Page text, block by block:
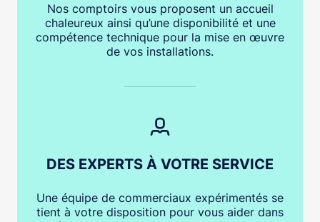
Nos comptoirs vous proposent un accueil
chaleureux ainsi qu’une disponibilité et une
compétence technique pour la mise en œuvre
de vos installations.
DES EXPERTS À VOTRE SERVICE
Une équipe de commerciaux expérimentés se
tient à votre disposition pour vous aider dans